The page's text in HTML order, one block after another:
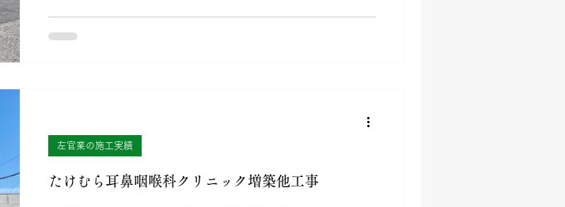
たけむら耳鼻咽喉科クリニック増築他工事
左官業の施工実績